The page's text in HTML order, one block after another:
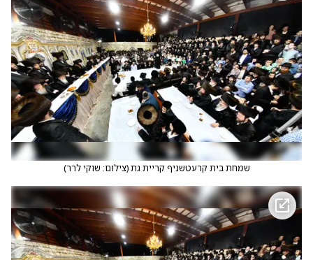
שמחת בית קרעטשניף קריית גת(צילום: שוקי לרר)